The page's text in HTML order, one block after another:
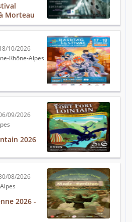
Morteau
10/2026
Rhône-Alpes
09/2026
2026
08/2026
2026 -